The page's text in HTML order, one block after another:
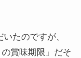
たのですが、
の賞味期限」だそ